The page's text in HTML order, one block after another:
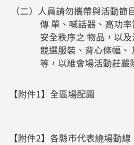
（二）人員請勿攜帶與活動節
傳 單、喊話器、高功
安全秩序之 物品，以
競選服裝、背心條幅、
等，以維會場活動莊嚴
【附件1】全區場配圖
【附件2】各縣市代表繞場動